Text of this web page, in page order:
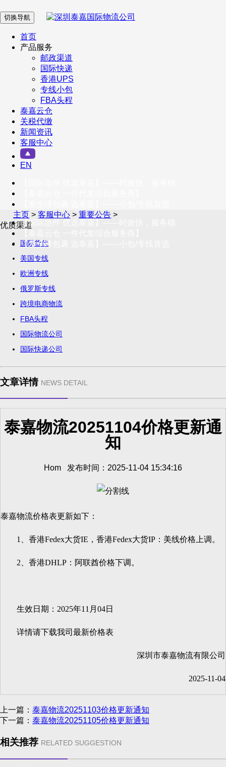
在 线 客 服
企业微信
订阅号
客户服务热线
400-098-5699
联系我们
切换导航
首页
产品服务
邮政渠道
国际快递
香港UPS
专线小包
FBA头程
泰嘉云仓
关税代缴
新闻资讯
客服中心
EN
【国际急件 优选泰嘉】——时效快，服务稳
【发全球包裹 选泰嘉】——小包/专线首选
主页 >客服中心 >重要公告 >
优质渠道
国际货代
美国专线
欧洲专线
俄罗斯专线
跨境电商物流
FBA头程
国际物流公司
国际快递公司
文章详情 NEWS DETAIL
泰嘉物流20251104价格更新通
知
Hom 发布时间：2025-11-04 15:34:16
泰嘉物流价格表更新如下：
1、香港Fedex大货IE，香港Fedex大货IP：美线价格上调。
2、香港DHLP：阿联酋价格下调。
生效日期：2025年11月04日
详情请下载我司最新价格表
深圳市泰嘉物流有限公司
2025-11-04
上一篇： 泰嘉物流20251103价格更新通知
下一篇： 泰嘉物流20251105价格更新通知
相关推荐 RELATED SUGGESTION